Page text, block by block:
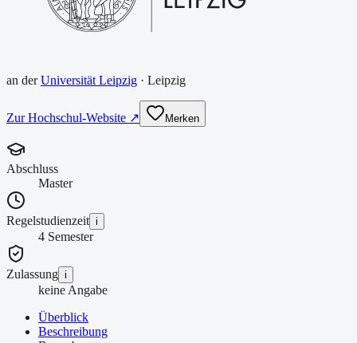
an derUniversität Leipzig · Leipzig
Zur Hochschul-Website ↗ Merken
Abschluss
Master
Regelstudienzeit i
4 Semester
Zulassung i
keine Angabe
Überblick
Beschreibung